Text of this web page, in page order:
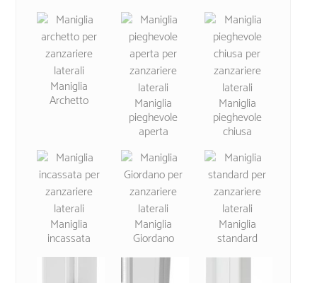
Maniglia
Archetto Maniglia
pieghevole
aperta
Maniglia
pieghevole
chiusa
Maniglia
incassata
Maniglia
Giordano
Maniglia
standard